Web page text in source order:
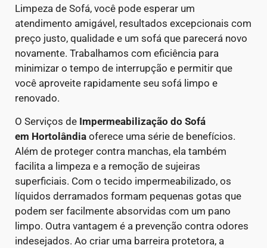
Limpeza de Sofá, você pode esperar um
atendimento amigável, resultados excepcionais com
preço justo, qualidade e um sofá que parecerá novo
novamente. Trabalhamos com eficiência para
minimizar o tempo de interrupção e permitir que
você aproveite rapidamente seu sofá limpo e
renovado.
O Serviços de Impermeabilização do Sofá
em Hortolândia oferece uma série de benefícios.
Além de proteger contra manchas, ela também
facilita a limpeza e a remoção de sujeiras
superficiais. Com o tecido impermeabilizado, os
líquidos derramados formam pequenas gotas que
podem ser facilmente absorvidas com um pano
limpo. Outra vantagem é a prevenção contra odores
indesejados. Ao criar uma barreira protetora, a